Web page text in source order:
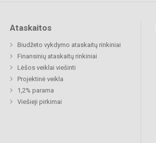
Ataskaitos
Biudžeto vykdymo ataskaitų rinkiniai
Finansinių ataskaitų rinkiniai
Lėšos veiklai viešinti
Projektinė veikla
1,2% parama
Viešieji pirkimai